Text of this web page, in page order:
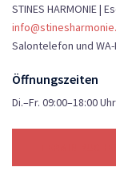
STINES HARMONIE |
Salontelefon und
Öffnungszeiten
Di.–Fr. 09:00–18:00